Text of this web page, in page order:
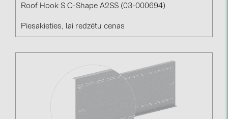
Stäubli (2)
Victron Energy B.V. (2)
WHES (5)
Roof Hook S C-Shape A2SS (03-000694)
Piesakieties, lai redzētu cenas